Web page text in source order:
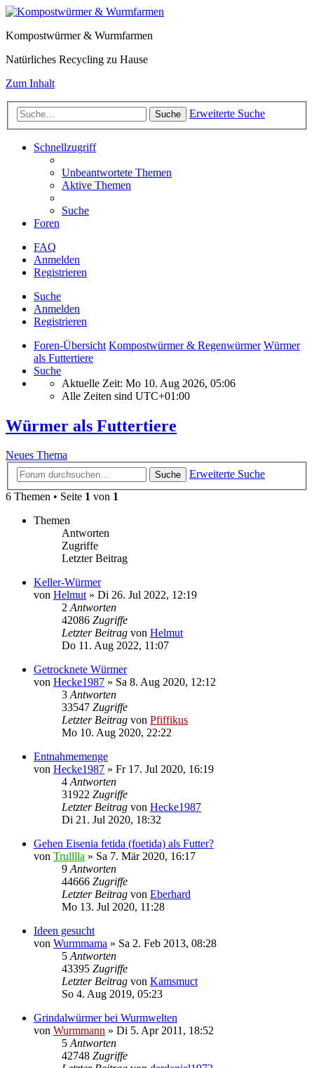
Kompostwürmer & Wurmfarmen
Natürliches Recycling zu Hause
Zum Inhalt
Suche Erweiterte Suche
Schnellzugriff
Unbeantwortete Themen
Aktive Themen
Suche
Foren
FAQ
Anmelden
Registrieren
Suche
Anmelden
Registrieren
Foren-Übersicht Kompostwürmer & Regenwürmer Würmer
als Futtertiere
Suche
Aktuelle Zeit: Mo 10. Aug 2026, 05:06
Alle Zeiten sind UTC+01:00
Würmer als Futtertiere
Neues Thema
Suche
Erweiterte Suche
6 Themen • Seite 1 von 1
Themen
Antworten
Zugriffe
Letzter Beitrag
Keller-Würmer
von Helmut » Di 26. Jul 2022, 12:19
2 Antworten
42086 Zugriffe
Letzter Beitrag von Helmut
Do 11. Aug 2022, 11:07
Getrocknete Würmer
von Hecke1987 » Sa 8. Aug 2020, 12:12
3 Antworten
33547 Zugriffe
Letzter Beitrag von Pfiffikus
Mo 10. Aug 2020, 22:22
Entnahmemenge
von Hecke1987 » Fr 17. Jul 2020, 16:19
4 Antworten
31922 Zugriffe
Letzter Beitrag von Hecke1987
Di 21. Jul 2020, 18:32
Gehen Eisenia fetida (foetida) als Futter?
von Trulllla » Sa 7. Mär 2020, 16:17
9 Antworten
44666 Zugriffe
Letzter Beitrag von Eberhard
Mo 13. Jul 2020, 11:28
Ideen gesucht
von Wurmmama » Sa 2. Feb 2013, 08:28
5 Antworten
43395 Zugriffe
Letzter Beitrag von Kamsmuct
So 4. Aug 2019, 05:23
Grindalwürmer bei Wurmwelten
von Wurmmann » Di 5. Apr 2011, 18:52
5 Antworten
42748 Zugriffe